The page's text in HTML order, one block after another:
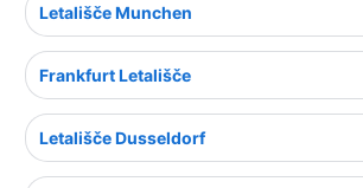
Letališče Munchen
Frankfurt Letališče
Letališče Dusseldorf